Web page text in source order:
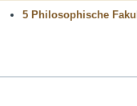
5 Philosophische